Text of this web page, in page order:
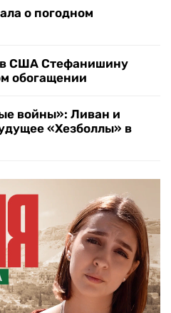
о погодном
США Стефанишину
обогащении
войны»: Ливан и
«Хезболлы» в